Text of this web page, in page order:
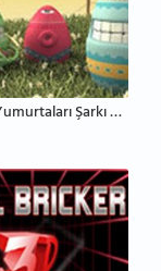
Paskalya Yumurtaları Şarkı Söylüyor